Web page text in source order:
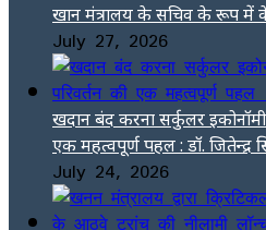
खान मंत्रालय के सचिव के रूप में
July 27, 2026
खदान बंद करना सर्कुलर
एक महत्वपूर्ण पहल : डॉ. जितेन्द्र
July 24, 2026